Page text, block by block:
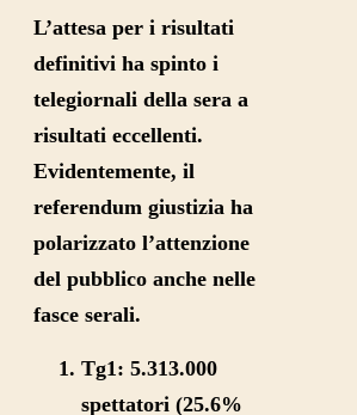
L’attesa per i risultati
definitivi ha spinto i
telegiornali della sera a
risultati eccellenti.
Evidentemente, il
referendum giustizia ha
polarizzato l’attenzione
del pubblico anche nelle
fasce serali.
Tg1: 5.313.000
spettatori (25.6%